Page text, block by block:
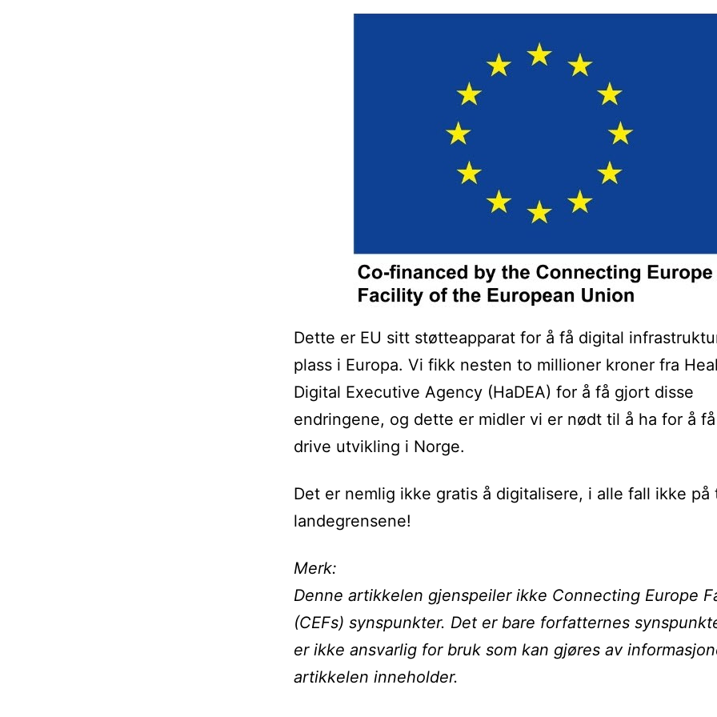
Dette er EU sitt støtteapparat for å få digital
plass i Europa. Vi fikk nesten to millioner kroner fra
Digital Executive Agency (HaDEA) for å få gjort disse
endringene, og dette er midler vi er nødt til å ha for å
drive utvikling i Norge.
Det er nemlig ikke gratis å digitalisere, i alle fall ikke på
landegrensene!
Merk:
Denne artikkelen gjenspeiler ikke Connecting Europe
(CEFs) synspunkter. Det er bare forfatternes
er ikke ansvarlig for bruk som kan gjøres av
artikkelen inneholder.